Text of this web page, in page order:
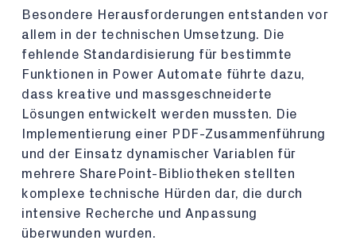
Besondere Herausforderungen entstanden vor
allem in der technischen Umsetzung. Die
fehlende Standardisierung für bestimmte
Funktionen in Power Automate führte dazu,
dass kreative und massgeschneiderte
Lösungen entwickelt werden mussten. Die
Implementierung einer PDF-Zusammenführung
und der Einsatz dynamischer Variablen für
mehrere SharePoint-Bibliotheken stellten
komplexe technische Hürden dar, die durch
intensive Recherche und Anpassung
überwunden wurden.